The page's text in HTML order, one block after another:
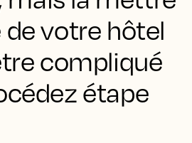
de votre hôtel
compliqué
étape